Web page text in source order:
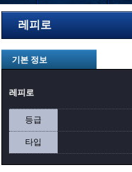
레피로
기본 정보
레피로
등급
타입